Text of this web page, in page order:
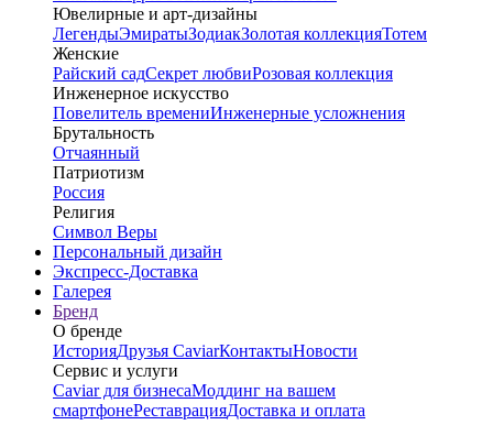
Ювелирные и арт-дизайны
ЛегендыЭмиратыЗодиакЗолотая коллекцияТотем
Женские
Райский садСекрет любвиРозовая коллекция
Инженерное искусство
Повелитель времениИнженерные усложнения
Брутальность
Отчаянный
Патриотизм
Россия
Религия
Символ Веры
Персональный дизайн
Экспресс-Доставка
Галерея
Бренд
О бренде
ИсторияДрузья CaviarКонтактыНовости
Сервис и услуги
Caviar для бизнесаМоддинг на вашем
смартфонеРеставрацияДоставка и оплата